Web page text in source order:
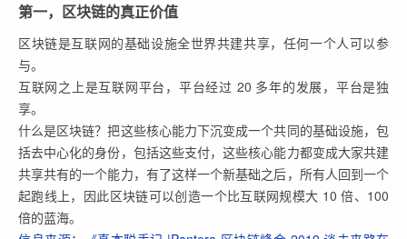
第一，区块链的真正价值
区块链是互联网的基础设施全世界共建共享，任何一个人可以参
与。
互联网之上是互联网平台，平台经过 20 多年的发展，平台是独
享。
什么是区块链？把这些核心能力下沉变成一个共同的基础设施，包
括去中心化的身份，包括这些支付，这些核心能力都变成大家共建
共享共有的一个能力，有了这样一个新基础之后，所有人回到一个
起跑线上，因此区块链可以创造一个比互联网规模大 10 倍、100
倍的蓝海。